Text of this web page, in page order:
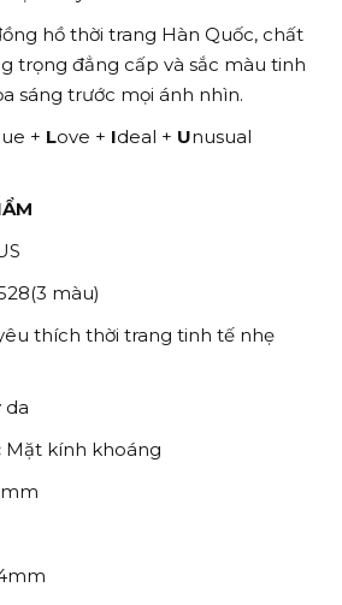
hồ thời trang Hàn Quốc, chất
trọng đẳng cấp và sắc màu tinh
sáng trước mọi ánh nhìn.
+ Love + Ideal + Unusual
màu)
thích thời trang tinh tế nhẹ
da
Mặt kính khoáng